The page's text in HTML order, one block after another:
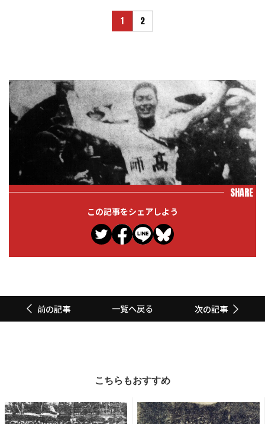
1 2
SHARE
この記事をシェアしよう
前の記事 一覧へ戻る 次の記事
こちらもおすすめ